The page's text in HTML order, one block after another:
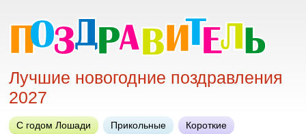
Лучшие новогодние поздравления
2027
С годом Лошади Прикольные Короткие